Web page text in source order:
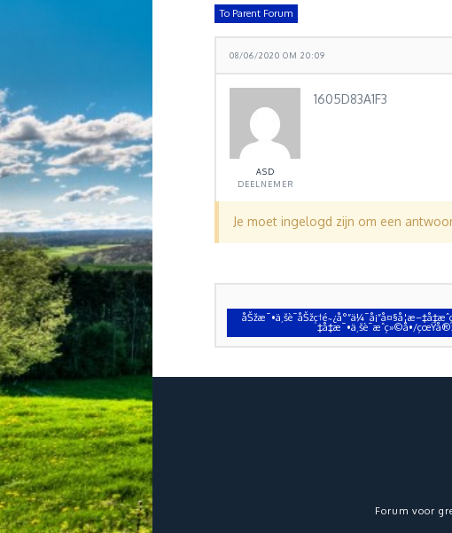
To Parent Forum
08/06/2020 OM 20:09
ASD
DEELNEMER
1605D83A1F3
Je moet ingelogd zijn om een
‡å‡­æ¯•ä¸šè¯æˆç»©å•/
Forum voor